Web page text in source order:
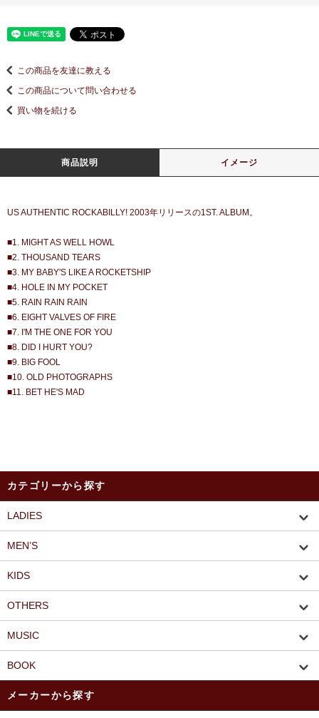
この商品を友達に教える
この商品について問い合わせる
買い物を続ける
商品説明 イメージ
US AUTHENTIC ROCKABILLY! 2003年リリースの1ST. ALBUM。
■1. MIGHT AS WELL HOWL
■2. THOUSAND TEARS
■3. MY BABY'S LIKE A ROCKETSHIP
■4. HOLE IN MY POCKET
■5. RAIN RAIN RAIN
■6. EIGHT VALVES OF FIRE
■7. I'M THE ONE FOR YOU
■8. DID I HURT YOU?
■9. BIG FOOL
■10. OLD PHOTOGRAPHS
■11. BET HE'S MAD
カテゴリーから探す
LADIES
MEN’S
KIDS
OTHERS
MUSIC
BOOK
メーカーから探す